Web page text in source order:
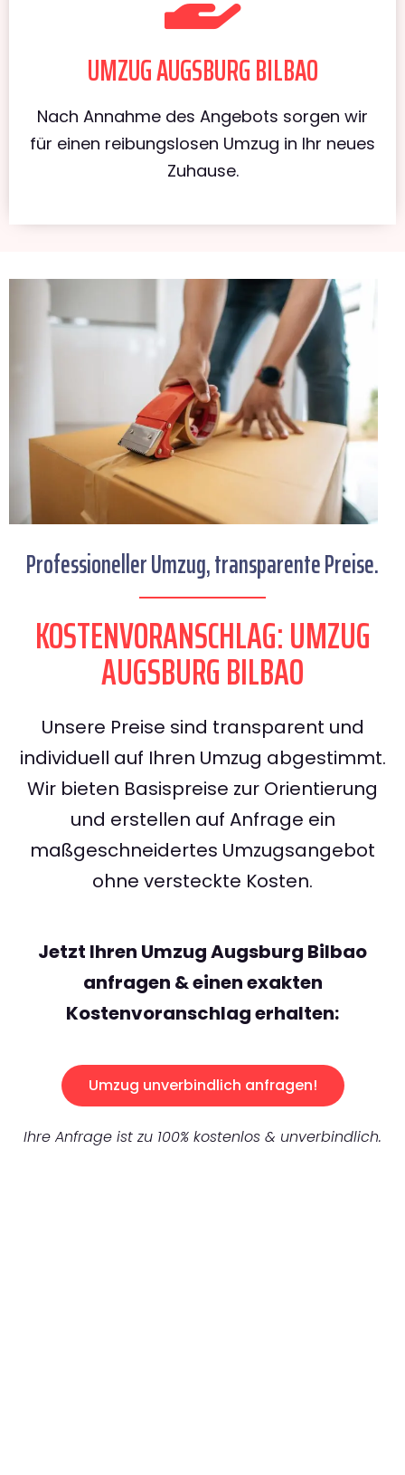
UMZUG AUGSBURG BILBAO
Nach Annahme des Angebots sorgen wir
für einen reibungslosen Umzug in Ihr neues
Zuhause.
Professioneller Umzug, transparente Preise.
KOSTENVORANSCHLAG: UMZUG
AUGSBURG BILBAO
Unsere Preise sind transparent und
individuell auf Ihren Umzug abgestimmt.
Wir bieten Basispreise zur Orientierung
und erstellen auf Anfrage ein
maßgeschneidertes Umzugsangebot
ohne versteckte Kosten.
Jetzt Ihren Umzug Augsburg Bilbao
anfragen & einen exakten
Kostenvoranschlag erhalten:
Umzug unverbindlich anfragen!
Ihre Anfrage ist zu 100% kostenlos & unverbindlich.